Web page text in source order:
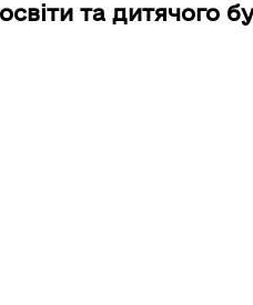
та дитячого